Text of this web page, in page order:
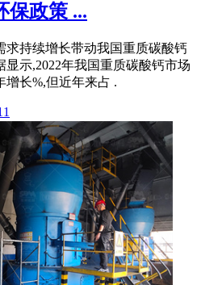
保政策 ...
求持续增长带动我国重质碳酸钙
示,2022年我国重质碳酸钙市场
增长%,但近年来占 .